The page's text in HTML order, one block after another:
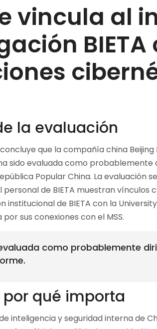
vincula al
BIETA
la evaluación
que la compañía china
sido evaluada como probablemente
Popular China. La evaluación
de BIETA muestran vínculos
institucional de BIETA con la
sus conexiones con el MSS.
como probablemente
qué importa
de inteligencia y seguridad interna de